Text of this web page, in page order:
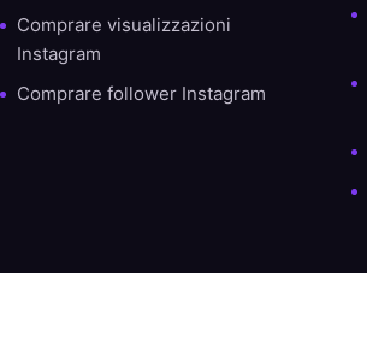
Comprare visualizzazioni
Instagram
Comprare follower Instagram